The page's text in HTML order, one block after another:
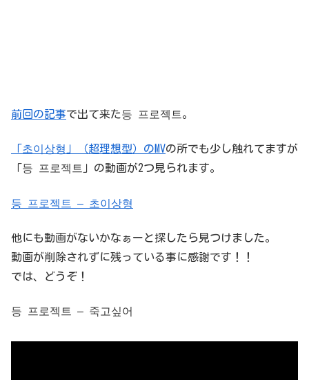
前回の記事で出て来た등 프로젝트。
「초이상형」（超理想型）のMVの所でも少し触れてますが
「등 프로젝트」の動画が2つ見られます。
등 프로젝트 – 초이상형
他にも動画がないかなぁーと探したら見つけました。
動画が削除されずに残っている事に感謝です！！
では、どうぞ！
등 프로젝트 – 죽고싶어